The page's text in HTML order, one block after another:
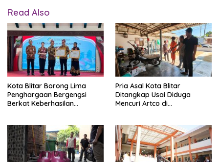
Read Also
Kota Blitar Borong Lima
Penghargaan Bergengsi
Berkat Keberhasilan
Pembangunan Keluarga
Pria Asal Kota Blitar
Ditangkap Usai Diduga
Mencuri Artco di